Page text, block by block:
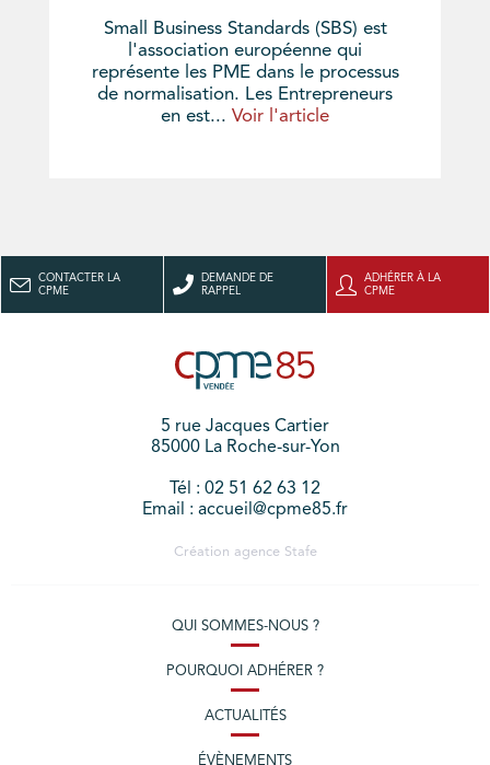
Small Business Standards (SBS) est
l'association européenne qui
représente les PME dans le processus
de normalisation. Les Entrepreneurs
en est... Voir l'article
CONTACTER LA
CPME
DEMANDE DE
RAPPEL
ADHÉRER À LA
CPME
5 rue Jacques Cartier
85000 La Roche-sur-Yon
Tél : 02 51 62 63 12
Email : accueil@cpme85.fr
Création agence Stafe
QUI SOMMES-NOUS ?
POURQUOI ADHÉRER ?
ACTUALITÉS
ÉVÈNEMENTS